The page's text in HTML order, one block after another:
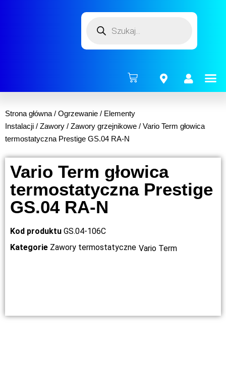
Strona główna / Ogrzewanie / Elementy
Instalacji / Zawory / Zawory grzejnikowe / Vario Term głowica
termostatyczna Prestige GS.04 RA-N
Vario Term głowica
termostatyczna Prestige
GS.04 RA-N
Kod produktu GS.04-106C
Kategorie Zawory termostatyczne Vario Term